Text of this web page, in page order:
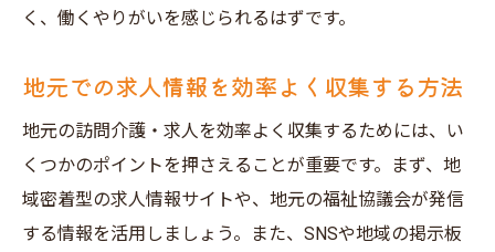
く、働くやりがいを感じられるはずです。
地元での求人情報を効率よく収集する方法
地元の訪問介護・求人を効率よく収集するためには、い
くつかのポイントを押さえることが重要です。まず、地
域密着型の求人情報サイトや、地元の福祉協議会が発信
する情報を活用しましょう。また、SNSや地域の掲示板